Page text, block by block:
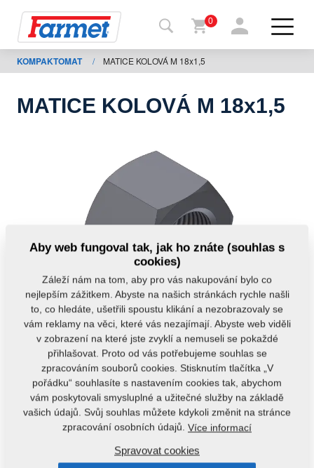
Zpět
na
stažení
0
KOMPAKTOMAT / MATICE KOLOVÁ M 18x1,5
MATICE KOLOVÁ M 18x1,5
Kód produktu: m08163
Původní katalogové číslo:
m15878
Tento díl je použitelný i pro následující stroje:
Aby web fungoval tak, jak ho znáte (souhlas s
cookies)
Záleží nám na tom, aby pro vás nakupování bylo co
nejlepším zážitkem. Abyste na našich stránkách rychle našli
to, co hledáte, ušetřili spoustu klikání a nezobrazovaly se
vám reklamy na věci, které vás nezajímají. Abyste web viděli
v zobrazení na které jste zvyklí a nemuseli se pokaždé
přihlašovat. Proto od vás potřebujeme souhlas se
zpracováním souborů cookies. Stisknutím tlačítka „V
pořádku“ souhlasíte s nastavením cookies tak, abychom
vám poskytovali smysluplné a užitečné služby na základě
vašich údajů. Svůj souhlas můžete kdykoli změnit na stránce
zpracování osobních údajů. Více informací
Spravovat cookies